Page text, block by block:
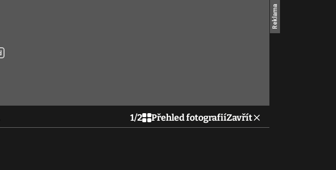
1/2 Přehled fotografiíZavřít